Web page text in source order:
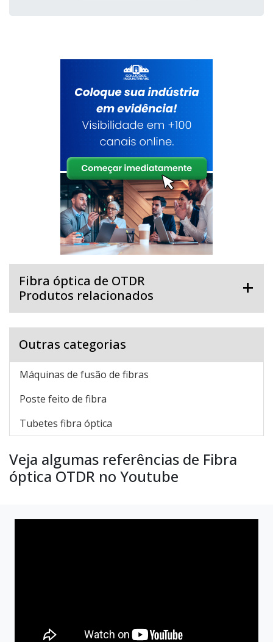
Fibra óptica de OTDR
Produtos relacionados
Outras categorias
Máquinas de fusão de fibras
Poste feito de fibra
Tubetes fibra óptica
Veja algumas referências de Fibra
óptica OTDR no Youtube